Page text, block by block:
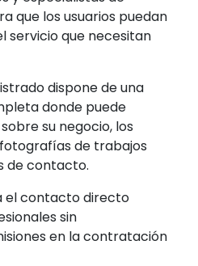
que los usuarios puedan
servicio que necesitan
dispone de una
donde puede
su negocio, los
de trabajos
de contacto.
el contacto directo
sin
en la contratación